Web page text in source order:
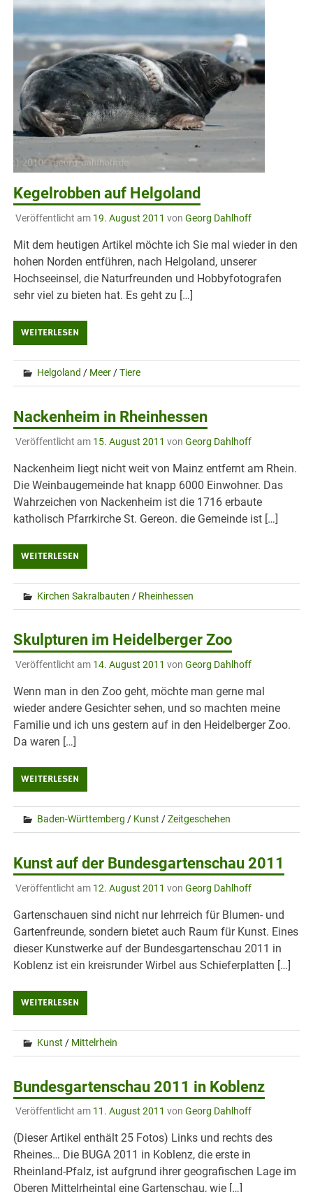
Kegelrobben auf Helgoland
Veröffentlicht am 19. August 2011 von Georg Dahlhoff
Mit dem heutigen Artikel möchte ich Sie mal wieder in den
hohen Norden entführen, nach Helgoland, unserer
Hochseeinsel, die Naturfreunden und Hobbyfotografen
sehr viel zu bieten hat. Es geht zu […]
WEITERLESEN
Helgoland / Meer /Tiere
Nackenheim in Rheinhessen
Veröffentlicht am 15. August 2011 von Georg Dahlhoff
Nackenheim liegt nicht weit von Mainz entfernt am Rhein.
Die Weinbaugemeinde hat knapp 6000 Einwohner. Das
Wahrzeichen von Nackenheim ist die 1716 erbaute
katholisch Pfarrkirche St. Gereon. die Gemeinde ist […]
WEITERLESEN
Kirchen Sakralbauten / Rheinhessen
Skulpturen im Heidelberger Zoo
Veröffentlicht am 14. August 2011 von Georg Dahlhoff
Wenn man in den Zoo geht, möchte man gerne mal
wieder andere Gesichter sehen, und so machten meine
Familie und ich uns gestern auf in den Heidelberger Zoo.
Da waren […]
WEITERLESEN
Baden-Württemberg / Kunst /Zeitgeschehen
Kunst auf der Bundesgartenschau 2011
Veröffentlicht am 12. August 2011 von Georg Dahlhoff
Gartenschauen sind nicht nur lehrreich für Blumen- und
Gartenfreunde, sondern bietet auch Raum für Kunst. Eines
dieser Kunstwerke auf der Bundesgartenschau 2011 in
Koblenz ist ein kreisrunder Wirbel aus Schieferplatten […]
WEITERLESEN
Kunst / Mittelrhein
Bundesgartenschau 2011 in Koblenz
Veröffentlicht am 11. August 2011 von Georg Dahlhoff
(Dieser Artikel enthält 25 Fotos) Links und rechts des
Rheines… Die BUGA 2011 in Koblenz, die erste in
Rheinland-Pfalz, ist aufgrund ihrer geografischen Lage im
Oberen Mittelrheintal eine Gartenschau, wie […]